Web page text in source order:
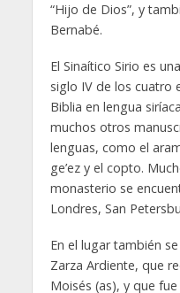
“Hijo de Dios”, y
Bernabé.
El Sinaítico Sirio es
siglo IV de los cuatro
Biblia en lengua
muchos otros
lenguas, como el
ge’ez y el copto.
monasterio se
Londres, San
En el lugar también
Zarza Ardiente, que
Moisés (as), y que